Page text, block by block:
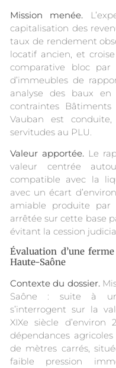
Mission menée.
capitalisation des
taux de rendement
locatif ancien, et
comparative bloc
d’immeubles de
analyse des baux
contraintes
Vauban est
servitudes au PLU.
Valeur apportée. Le
valeur centrée
compatible avec la
avec un écart
amiable produite
arrêtée sur cette base
évitant la cession
Évaluation d’une
Haute-Saône
Contexte du dossier.
Saône : suite à
s’interrogent sur la
XIXe siècle
dépendances
de mètres carrés,
faible pression